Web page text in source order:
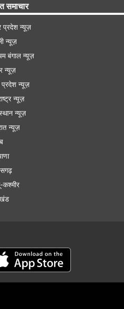
समाचार
प्रदेश न्यूज़
न्यूज़
बंगाल न्यूज़
न्यूज़
प्रदेश न्यूज़
न्यूज़
न्यूज़
न्यूज़
कश्मीर